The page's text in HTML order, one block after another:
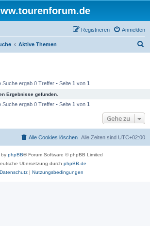
Anmelden
Registrieren
Aktive Themen
Suche ergab 0 Treffer • Seite 1 von 1
Ergebnisse gefunden.
Suche ergab 0 Treffer • Seite 1 von 1
Gehe zu
Alle Zeiten sind UTC+02:00
Alle Cookies löschen
by phpBB® Forum Software © phpBB Limited
Übersetzung durch phpBB.de
Datenschutz| Nutzungsbedingungen